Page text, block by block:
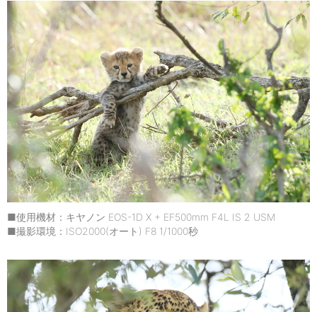
■使用機材：キヤノン EOS-1D X + EF500mm F4L IS 2 USM
■撮影環境：ISO2000(オート) F8 1/1000秒